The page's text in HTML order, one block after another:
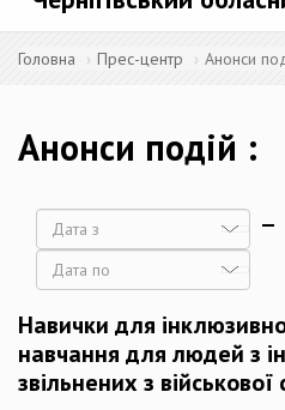
Головна Прес-центр Анонси
Анонси подій
Дата
Навички для
навчання для людей з
звільнених з